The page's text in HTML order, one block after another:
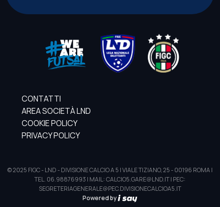
CONTATTI
AREA SOCIETÀ LND
COOKIE POLICY
PRIVACY POLICY
© 2025 FIGC - LND - DIVISIONE CALCIO A 5 | VIALE TIZIANO, 25 - 00196 ROMA |
TEL. 06.98876993 | MAIL: CALCIO5.GARE@LND.IT | PEC:
SEGRETERIAGENERALE@PEC.DIVISIONECALCIOA5.IT
Powered by